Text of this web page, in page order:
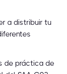
a distribuir tu
de práctica de